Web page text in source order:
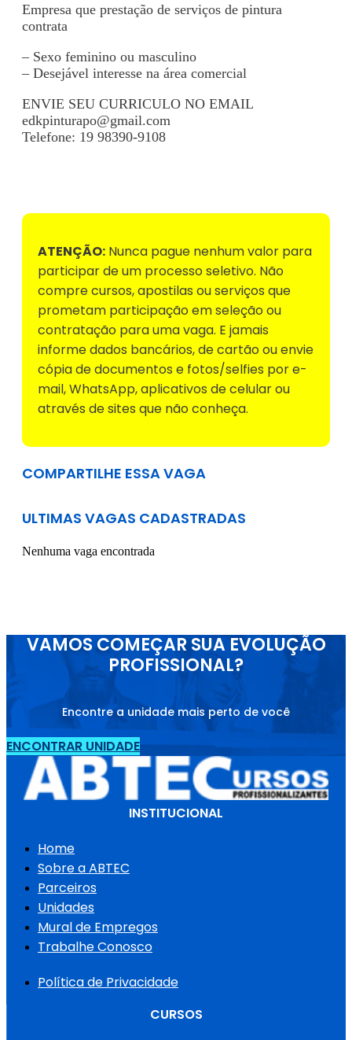
Empresa que prestação de serviços de pintura
contrata
– Sexo feminino ou masculino
– Desejável interesse na área comercial
ENVIE SEU CURRICULO NO EMAIL
edkpinturapo@gmail.com
Telefone: 19 98390-9108
ATENÇÃO: Nunca pague nenhum valor para
participar de um processo seletivo. Não
compre cursos, apostilas ou serviços que
prometam participação em seleção ou
contratação para uma vaga. E jamais
informe dados bancários, de cartão ou envie
cópia de documentos e fotos/selfies por e-
mail, WhatsApp, aplicativos de celular ou
através de sites que não conheça.
COMPARTILHE ESSA VAGA
ULTIMAS VAGAS CADASTRADAS
Nenhuma vaga encontrada
VAMOS COMEÇAR SUA EVOLUÇÃO
PROFISSIONAL?
Encontre a unidade mais perto de você
ENCONTRAR UNIDADE
INSTITUCIONAL
Home
Sobre a ABTEC
Parceiros
Unidades
Mural de Empregos
Trabalhe Conosco
Política de Privacidade
CURSOS